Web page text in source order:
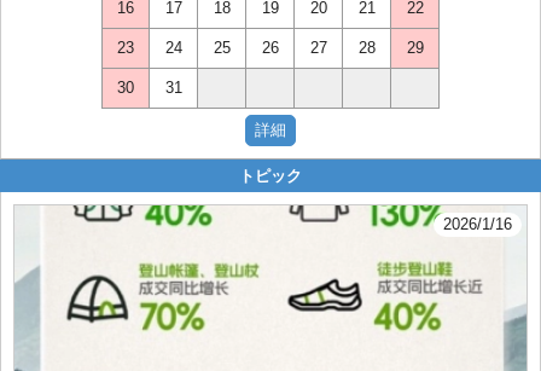
16 17 18 19 20 21 22
23 24 25 26 27 28 29
30 31
トピック
2026/1/16